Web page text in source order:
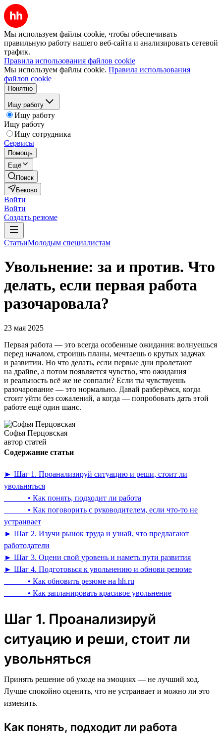
Мы используем файлы cookie, чтобы обеспечивать
правильную работу нашего веб-сайта и анализировать сетевой
трафик.
Правила использования файлов cookie
Мы используем файлы cookie. Правила использования
файлов cookie
Понятно
Ищу работу
Ищу работу
Ищу работу
Ищу сотрудника
Сервисы
Помощь
Ещё
Поиск
Беково
Войти
Войти
Создать резюме
СтатьиМолодым специалистам
Увольнение: за и против. Что
делать, если первая работа
разочаровала?
23 мая 2025
Первая работа — это всегда особенные ожидания: волнуешься
перед началом, строишь планы, мечтаешь о крутых задачах
и развитии. Но что делать, если первые дни пролетают
на драйве, а потом появляется чувство, что ожидания
и реальность всё же не совпали? Если ты чувствуешь
разочарование — это нормально. Давай разберёмся, когда
стоит уйти без сожалений, а когда — попробовать дать этой
работе ещё один шанс.
Софья Перцовская
автор статей
Содержание статьи
► Шаг 1. Проанализируй ситуацию и реши, стоит ли
увольняться
• Как понять, подходит ли работа
• Как поговорить с руководителем, если что-то не
устраивает
► Шаг 2. Изучи рынок труда и узнай, что предлагают
работодатели
► Шаг 3. Оцени свой уровень и наметь пути развития
► Шаг 4. Подготовься к увольнению и обнови резюме
• Как обновить резюме на hh.ru
• Как запланировать красивое увольнение
Шаг 1. Проанализируй
ситуацию и реши, стоит ли
увольняться
Принять решение об уходе на эмоциях — не лучший ход.
Лучше спокойно оценить, что не устраивает и можно ли это
изменить.
Как понять, подходит ли работа